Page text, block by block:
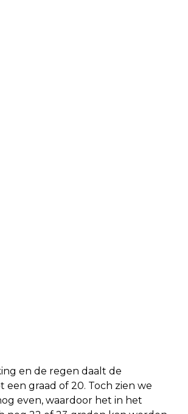
en de regen daalt de
graad of 20. Toch zien we
even, waardoor het in het